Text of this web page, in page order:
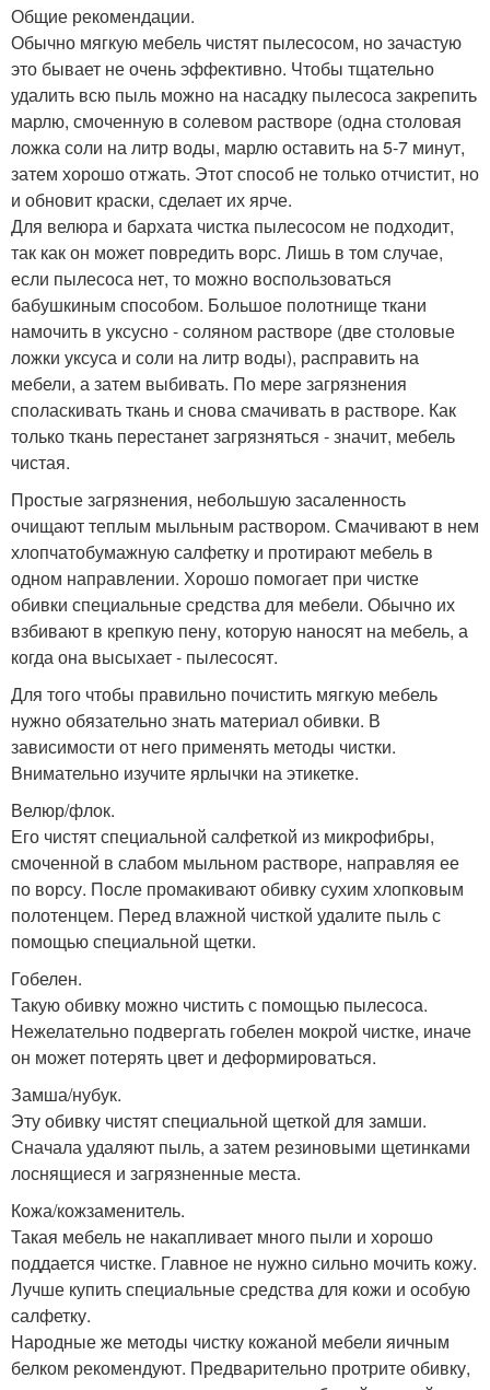
Общие рекомендации.
Обычно мягкую мебель чистят пылесосом, но зачастую
это бывает не очень эффективно. Чтобы тщательно
удалить всю пыль можно на насадку пылесоса закрепить
марлю, смоченную в солевом растворе (одна столовая
ложка соли на литр воды, марлю оставить на 5-7 минут,
затем хорошо отжать. Этот способ не только отчистит, но
и обновит краски, сделает их ярче.
Для велюра и бархата чистка пылесосом не подходит,
так как он может повредить ворс. Лишь в том случае,
если пылесоса нет, то можно воспользоваться
бабушкиным способом. Большое полотнище ткани
намочить в уксусно - соляном растворе (две столовые
ложки уксуса и соли на литр воды), расправить на
мебели, а затем выбивать. По мере загрязнения
споласкивать ткань и снова смачивать в растворе. Как
только ткань перестанет загрязняться - значит, мебель
чистая.
Простые загрязнения, небольшую засаленность
очищают теплым мыльным раствором. Смачивают в нем
хлопчатобумажную салфетку и протирают мебель в
одном направлении. Хорошо помогает при чистке
обивки специальные средства для мебели. Обычно их
взбивают в крепкую пену, которую наносят на мебель, а
когда она высыхает - пылесосят.
Для того чтобы правильно почистить мягкую мебель
нужно обязательно знать материал обивки. В
зависимости от него применять методы чистки.
Внимательно изучите ярлычки на этикетке.
Велюр/флок.
Его чистят специальной салфеткой из микрофибры,
смоченной в слабом мыльном растворе, направляя ее
по ворсу. После промакивают обивку сухим хлопковым
полотенцем. Перед влажной чисткой удалите пыль с
помощью специальной щетки.
Гобелен.
Такую обивку можно чистить с помощью пылесоса.
Нежелательно подвергать гобелен мокрой чистке, иначе
он может потерять цвет и деформироваться.
Замша/нубук.
Эту обивку чистят специальной щеткой для замши.
Сначала удаляют пыль, а затем резиновыми щетинками
лоснящиеся и загрязненные места.
Кожа/кожзаменитель.
Такая мебель не накапливает много пыли и хорошо
поддается чистке. Главное не нужно сильно мочить кожу.
Лучше купить специальные средства для кожи и особую
салфетку.
Народные же методы чистку кожаной мебели яичным
белком рекомендуют. Предварительно протрите обивку,